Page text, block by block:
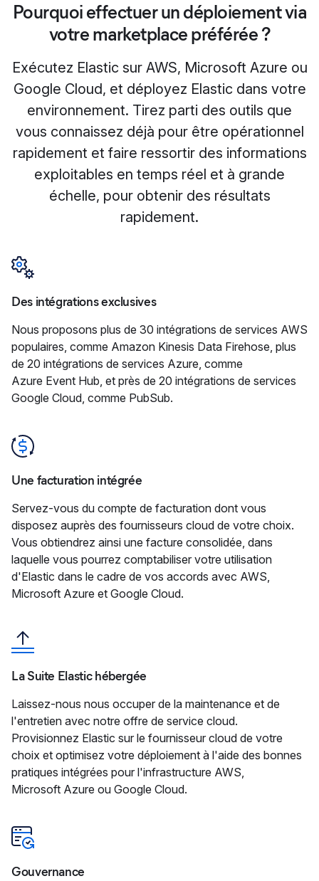
Pourquoi effectuer un déploiement via
votre marketplace préférée ?
Exécutez Elastic sur AWS, Microsoft Azure ou
Google Cloud, et déployez Elastic dans votre
environnement. Tirez parti des outils que
vous connaissez déjà pour être opérationnel
rapidement et faire ressortir des informations
exploitables en temps réel et à grande
échelle, pour obtenir des résultats
rapidement.
Des intégrations exclusives
Nous proposons plus de 30 intégrations de services AWS
populaires, comme Amazon Kinesis Data Firehose, plus
de 20 intégrations de services Azure, comme
Azure Event Hub, et près de 20 intégrations de services
Google Cloud, comme PubSub.
Une facturation intégrée
Servez-vous du compte de facturation dont vous
disposez auprès des fournisseurs cloud de votre choix.
Vous obtiendrez ainsi une facture consolidée, dans
laquelle vous pourrez comptabiliser votre utilisation
d'Elastic dans le cadre de vos accords avec AWS,
Microsoft Azure et Google Cloud.
La Suite Elastic hébergée
Laissez-nous nous occuper de la maintenance et de
l'entretien avec notre offre de service cloud.
Provisionnez Elastic sur le fournisseur cloud de votre
choix et optimisez votre déploiement à l'aide des bonnes
pratiques intégrées pour l'infrastructure AWS,
Microsoft Azure ou Google Cloud.
Gouvernance